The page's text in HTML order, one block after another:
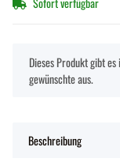
xDieses Produkt gibt
gewünschte aus.
Beschreibung